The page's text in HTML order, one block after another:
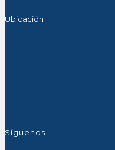
Ubicación
Síguenos